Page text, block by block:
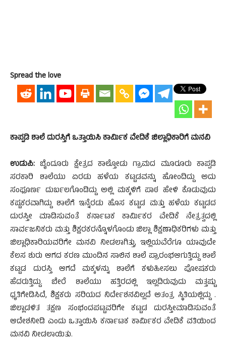
Spread the love
ಕಾಪ್ಪಡಿ ಶಾಲೆ ದುರಸ್ತಿಗೆ ಒತ್ತಾಯಿಸಿ ಕಾರ್ಮಿಕ ವೇದಿಕೆ ಜಿಲ್ಲಾಧಿಕಾರಿಗೆ ಮನವಿ
ಉಡುಪಿ: ಬೈಂದೂರು ಕ್ಷೇತ್ರದ ಕಾಲ್ತೋಡು ಗ್ರಾಮದ ಮೂರೂರು ಕಾಪ್ಪಡಿ
ಸರಕಾರಿ ಶಾಲೆಯು ಏರಡು ಹಳೆಯ ಕಟ್ಟಡವನ್ನು ಹೋಂದಿದ್ದು ಅದು
ಸಂಫೂರ್ಣ ದುರ್ಬಲಗೊಂಡಿದ್ದು ಅಲ್ಲಿ ಮಕ್ಕಳಿಗೆ ಪಾಠ ಹೇಳಿ ಕೊಡುವುದು
ಕಷ್ಟಕರವಾಗಿದ್ದು ಶಾಲೆಗೆ ಇನ್ನೆರಡು ಹೊಸ ಕಟ್ಟಡ ಮತ್ತು ಹಳೆಯ ಕಟ್ಟಡದ
ದುರಸ್ತೀ ಮಾಡಿಸುವಂತೆ ಕರ್ನಾಟಕ ಕಾರ್ಮಿಕರ ವೇದಿಕೆ ನೇತ್ರತ್ವದಲ್ಲಿ
ಸಾರ್ವಜನಿಕರು ಮತ್ತು ಶಿಕ್ಷರಕರನ್ನೊಳಗೊಂಡು ಜಿಲ್ಲಾ ಶಿಕ್ಷಣಾಧಿಕರಿಗಳು ಮತ್ತು
ಜಿಲ್ಲಾಧಿಕಾರಿಯವರಿಗೇ ಮನವಿ ನೀಡಲಾಗಿತ್ತು, ಇಲ್ಲಿಯವೆರೆಗೂ ಯಾವುದೇ
ಕೆಲಸ ಶುರು ಆಗದ ಕರಣ ಮುಂದಿನ ಸಾಲಿನ ಶಾಲೆ ಪ್ರಾರಂಭಆಗುತ್ತಿದ್ದು ಶಾಲೆ
ಕಟ್ಟಡ ದುರಸ್ತಿ ಆಗದೆ ಮಕ್ಕಳನ್ನು ಶಾಲೆಗೆ ಕಳುಹೀಸಲು ಪೋಷಕರು
ಹೆದರುತ್ತಿದ್ದು. ಬೇರೆ ಶಾಲೆಯು ಹತ್ತಿರದಲ್ಲಿ ಇಲ್ಲದಿರುವುದು ಮತ್ತಷ್ಟು
ಧೃತಿಗೇಡಿಸಿದೆ, ಶಿಕ್ಷಕರು ಸರಿಯದ ನಿರ್ದೇಶನವಿಲ್ಲದೆ ಅತಂತ್ರ ಸ್ಥಿತಿಯಲ್ಲಿದ್ದು .
ಜಿಲ್ಲಾಡಳಿತ ತಕ್ಷಣ ಸಂಭಂದಪಟ್ಟವರಿಗೇ ಕಟ್ಟಡ ದುರಸ್ತೀಮಾಡಿಸುವಂತೆ
ಆದೇಶನೀಡಿ ಎಂದು ಒತ್ತಾಯಿಸಿ ಕರ್ನಾಟಕ ಕಾರ್ಮಿಕರ ವೇದಿಕೆ ವತಿಯಿಂದ
ಮನವಿ ನೀಡಲಾಯಿತು.